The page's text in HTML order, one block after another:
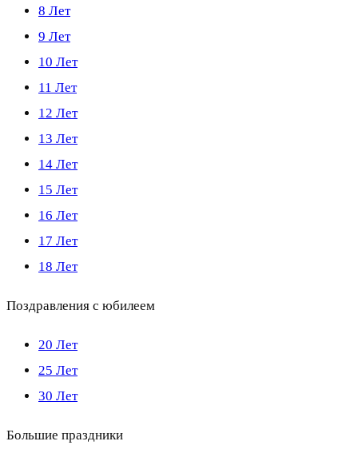
8 Лет
9 Лет
10 Лет
11 Лет
12 Лет
13 Лет
14 Лет
15 Лет
16 Лет
17 Лет
18 Лет
Поздравления с юбилеем
20 Лет
25 Лет
30 Лет
Большие праздники